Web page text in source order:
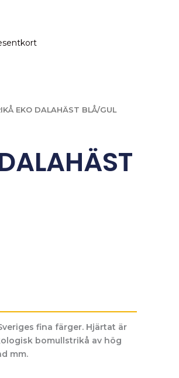
EKO DALAHÄST BLÅ/GUL
fina färger. Hjärtat är
bomullstrikå av hög
mm.